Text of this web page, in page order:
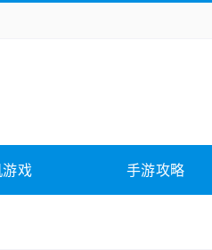
软件 安全相关
类 综合其它
戏 手游攻略